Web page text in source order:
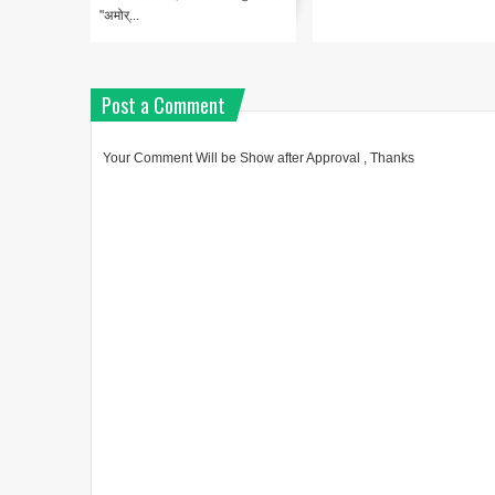
"अमोर्...
Post a Comment
Your Comment Will be Show after Approval , Thanks